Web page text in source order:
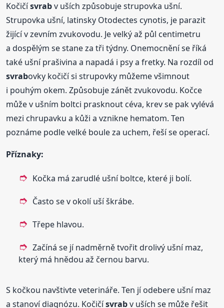
Kočičísvrabv uších způsobuje strupovka ušní.
Strupovka ušní, latinsky Otodectes cynotis, je parazit
žijící v zevním zvukovodu. Je velký až půl centimetru
a dospělým se stane za tři týdny. Onemocnění se říká
také ušní prašivina a napadá i psy a fretky. Na rozdíl od
svrabovky kočičí si strupovky můžeme všimnout
i pouhým okem. Způsobuje zánět zvukovodu. Kočce
může v ušním boltci prasknout céva, krev se pak vylévá
mezi chrupavku a kůži a vznikne hematom. Ten
poznáme podle velké boule za uchem, řeší se operací.
Příznaky:
Kočka má zarudlé ušní boltce, které ji bolí.
Často se v okolí uší škrábe.
Třepe hlavou.
Začíná se jí nadměrně tvořit drolivý ušní maz,
který má hnědou až černou barvu.
S kočkou navštivte veterináře. Ten jí odebere ušní maz
a stanoví diagnózu. Kočičísvrabv uších se může řešit